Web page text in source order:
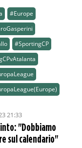
#Europe
#SportingCP
21:33
"Dobbiamo
sul calendario"